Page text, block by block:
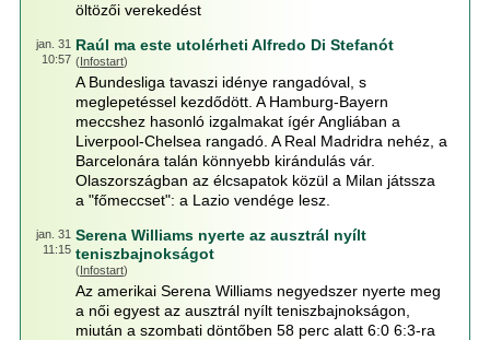
öltözői verekedést
jan. 31
10:57
Raúl ma este utolérheti Alfredo Di Stefanót
(Infostart)
A Bundesliga tavaszi idénye rangadóval, s
meglepetéssel kezdődött. A Hamburg-Bayern
meccshez hasonló izgalmakat ígér Angliában a
Liverpool-Chelsea rangadó. A Real Madridra nehéz, a
Barcelonára talán könnyebb kirándulás vár.
Olaszországban az élcsapatok közül a Milan játssza
a "főmeccset": a Lazio vendége lesz.
jan. 31
11:15
Serena Williams nyerte az ausztrál nyílt
teniszbajnokságot
(Infostart)
Az amerikai Serena Williams negyedszer nyerte meg
a női egyest az ausztrál nyílt teniszbajnokságon,
miután a szombati döntőben 58 perc alatt 6:0 6:3-ra